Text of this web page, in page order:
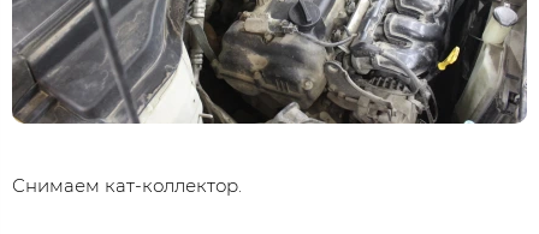
Снимаем кат-коллектор.